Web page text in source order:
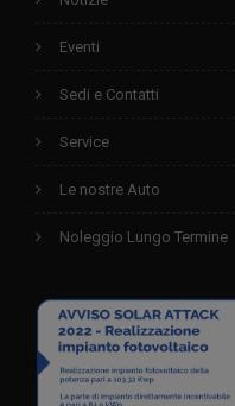
Eventi
Sedi e Contatti
Service
Le nostre Auto
Noleggio Lungo Termine